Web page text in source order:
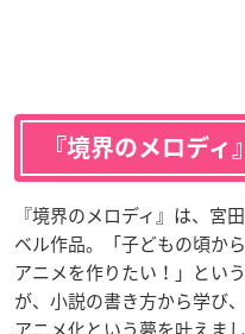
『境界のメロディ
『境界のメロディ』は、宮
ベル作品。「子どもの頃か
アニメを作りたい！」とい
が、小説の書き方から学び